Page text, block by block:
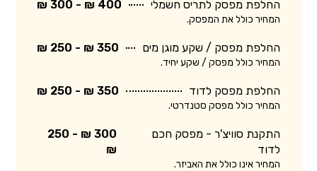
החלפת מפסק לתריס חשמלי 400 ₪ - 300 ₪
המחיר כולל את המפסק.
החלפת מפסק / שקע מוגן מים 350 ₪ - 250 ₪
המחיר כולל מפסק / שקע יחיד.
החלפת מפסק לדוד 350 ₪ - 250 ₪
המחיר כולל מפסק סטנדרטי.
התקנת סוויצ'ר - מפסק חכם
לדוד
300 ₪ - 250
₪
המחיר אינו כולל את האביזר.